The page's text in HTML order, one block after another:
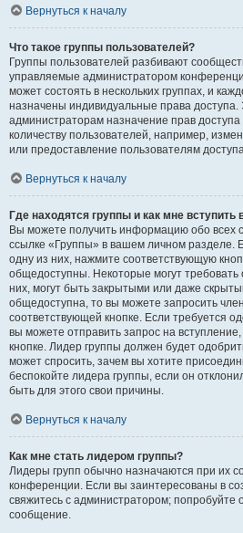
Вернуться к началу
Что такое группы пользователей?
Группы пользователей разбивают
управляемые администратором
может состоять в нескольких группах, и
назначены индивидуальные права доступа.
администраторам назначение прав
количеству пользователей, например,
или предоставление пользователям
Вернуться к началу
Где находятся группы и как мне вступить
Вы можете получить информацию обо всех
ссылке «Группы» в вашем личном разделе.
одну из них, нажмите соответствующую
общедоступны. Некоторые могут требовать
них, могут быть закрытыми или даже
общедоступна, то вы можете запросить
соответствующей кнопке. Если требуется
вы можете отправить запрос на
кнопке. Лидер группы должен будет
может спросить, зачем вы хотите
беспокойте лидера группы, если он
быть для этого свои причины.
Вернуться к началу
Как мне стать лидером группы?
Лидеры групп обычно назначаются при их
конференции. Если вы заинтересованы в
свяжитесь с администратором; попробуйте
сообщение.